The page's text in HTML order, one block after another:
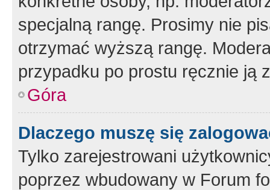
specjalną rangę. Prosimy nie
otrzymać wyższą rangę.
przypadku po prostu ręcznie ją
Góra
Dlaczego muszę się
Tylko zarejestrowani
poprzez wbudowany w Forum